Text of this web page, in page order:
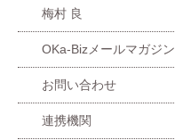
梅村 良
OKa-Bizメールマガジン
お問い合わせ
連携機関